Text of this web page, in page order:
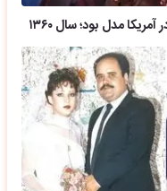
مدل بود؛ سال ۱۳۶۰